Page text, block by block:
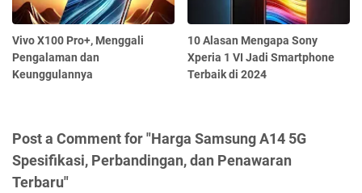
Vivo X100 Pro+, Menggali
Pengalaman dan
Keunggulannya
10 Alasan Mengapa Sony
Xperia 1 VI Jadi Smartphone
Terbaik di 2024
Post a Comment for "Harga Samsung A14 5G
Spesifikasi, Perbandingan, dan Penawaran
Terbaru"